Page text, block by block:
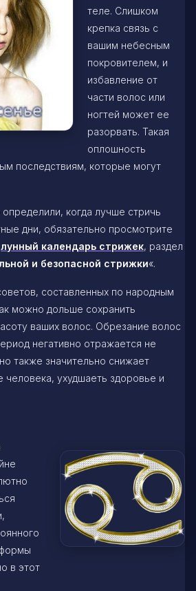
теле. Слишком
крепка связь с
вашим небесным
покровителем, и
избавление от
части волос или
ногтей может ее
разорвать. Такая
оплошность
последствиям, которые могут
когда лучше стричь
дни, обязательно просмотрите
лунный календарь стрижек, раздел
и безопасной стрижки«.
составленных по народным
можно дольше сохранить
ваших волос. Обрезание волос
негативно отражается не
также значительно снижает
человека, ухудшаеть здоровье и
в этот